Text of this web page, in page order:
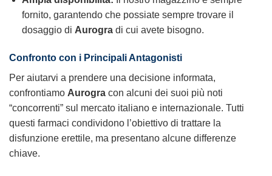
fornito, garantendo che possiate sempre trovare il
dosaggio di Aurogradi cui avete bisogno.
Confronto con i Principali Antagonisti
Per aiutarvi a prendere una decisione informata,
confrontiamo Aurogra con alcuni dei suoi più noti
“concorrenti” sul mercato italiano e internazionale. Tutti
questi farmaci condividono l’obiettivo di trattare la
disfunzione erettile, ma presentano alcune differenze
chiave.